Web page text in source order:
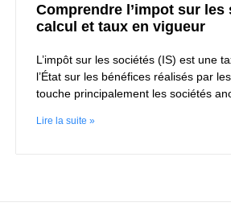
Comprendre l’impot sur les
calcul et taux en vigueur
L’impôt sur les sociétés (IS) est une
l’État sur les bénéfices réalisés par
touche principalement les sociétés
Lire la suite »